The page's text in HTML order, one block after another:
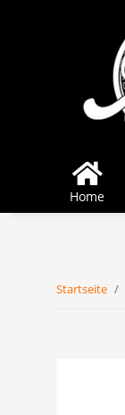
Home
Startseite